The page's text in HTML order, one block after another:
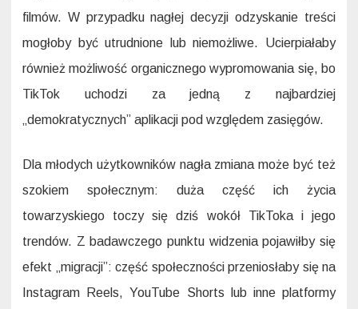
filmów. W przypadku nagłej decyzji odzyskanie treści
mogłoby być utrudnione lub niemożliwe. Ucierpiałaby
również możliwość organicznego wypromowania się, bo
TikTok uchodzi za jedną z najbardziej
„demokratycznych” aplikacji pod względem zasięgów.
Dla młodych użytkowników nagła zmiana może być też
szokiem społecznym: duża część ich życia
towarzyskiego toczy się dziś wokół TikToka i jego
trendów. Z badawczego punktu widzenia pojawiłby się
efekt „migracji”: część społeczności przeniosłaby się na
Instagram Reels, YouTube Shorts lub inne platformy